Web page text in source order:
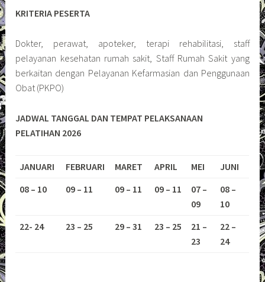
KRITERIA PESERTA
Dokter, perawat, apoteker, terapi rehabilitasi, staff
pelayanan kesehatan rumah sakit, Staff Rumah Sakit yang
berkaitan dengan Pelayanan Kefarmasian dan Penggunaan
Obat (PKPO)
JADWAL TANGGAL DAN TEMPAT PELAKSANAAN
PELATIHAN 2026
JANUARI FEBRUARI MARET APRIL MEI
JUNI
08 – 10
09 – 11 09 – 11 09 – 11
07 –
09
08 –
10
22- 24
23 – 25 29 – 31 23 – 25
21 –
23
22 –
24